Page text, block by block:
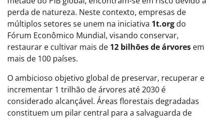
perda de natureza. Neste contexto, empresas de
múltiplos setores se unem na iniciativa 1t.org do
Fórum Econômico Mundial, visando conservar,
restaurar e cultivar mais de 12 bilhões de árvores em
mais de 100 países.
O ambicioso objetivo global de preservar, recuperar e
incrementar 1 trilhão de árvores até 2030 é
considerado alcançável. Áreas florestais degradadas
constituem um pilar central para a salvaguarda de